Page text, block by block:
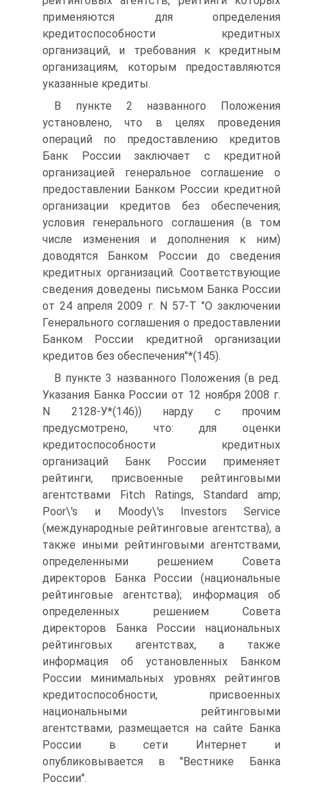
применяются для определения
кредитоспособности кредитных
организаций, и требования к кредитным
организациям, которым предоставляются
указанные кредиты.
В пункте 2 названного Положения
установлено, что в целях проведения
операций по предоставлению кредитов
Банк России заключает с кредитной
организацией генеральное соглашение о
предоставлении Банком России кредитной
организации кредитов без обеспечения;
условия генерального соглашения (в том
числе изменения и дополнения к ним)
доводятся Банком России до сведения
кредитных организаций. Соответствующие
сведения доведены письмом Банка России
от 24 апреля 2009 г. N 57-Т "О заключении
Генерального соглашения о предоставлении
Банком России кредитной организации
кредитов без обеспечения"*(145).
В пункте 3 названного Положения (в ред.
Указания Банка России от 12 ноября 2008 г.
N 2128-У*(146)) нарду с прочим
предусмотрено, что: для оценки
кредитоспособности кредитных
организаций Банк России применяет
рейтинги, присвоенные рейтинговыми
агентствами Fitch Ratings, Standard amp;
Poor\'s и Moody\'s Investors Service
(международные рейтинговые агентства), а
также иными рейтинговыми агентствами,
определенными решением Совета
директоров Банка России (национальные
рейтинговые агентства); информация об
определенных решением Совета
директоров Банка России национальных
рейтинговых агентствах, а также
информация об установленных Банком
России минимальных уровнях рейтингов
кредитоспособности, присвоенных
национальными рейтинговыми
агентствами, размещается на сайте Банка
России в сети Интернет и
опубликовывается в "Вестнике Банка
России".